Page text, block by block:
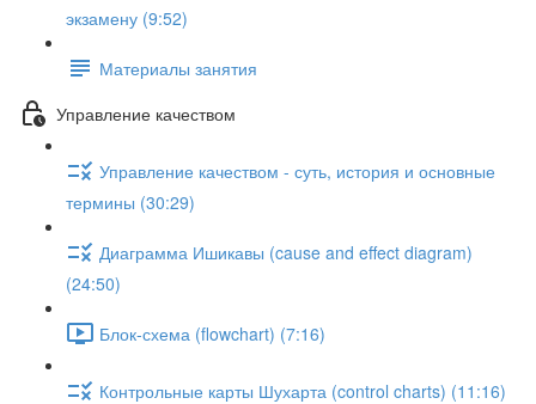
экзамену (9:52)
Материалы занятия
Управление качеством
Управление качеством - суть, история и основные
термины (30:29)
Диаграмма Ишикавы (cause and effect diagram)
(24:50)
Блок-схема (flowchart) (7:16)
Контрольные карты Шухарта (control charts) (11:16)